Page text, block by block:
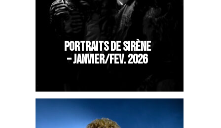
PORTRAITS DE SIRÈNE
– JANVIER/FEV. 2026